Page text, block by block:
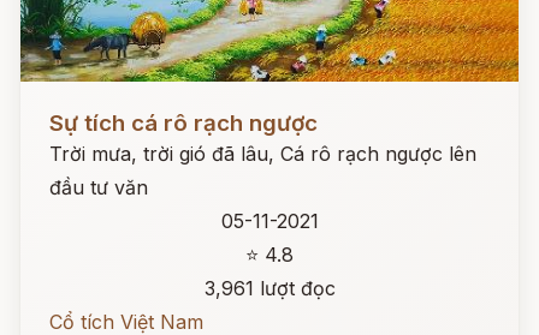
Sự tích cá rô rạch ngược
Trời mưa, trời gió đã lâu, Cá rô rạch ngược lên
đầu tư văn
05-11-2021
⭐ 4.8
3,961 lượt đọc
Cổ tích Việt Nam